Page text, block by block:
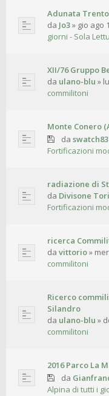
Adunata Trento
da Jo3» gio ago
giorni - Sola
XII/76 Gruppo
da ulano-blu »
commilitoni
Monte Conero
da swatch83
Fortificazioni
radiazione di
da Divisone
Fortificazioni
ricerca
da vittorio»
commilitoni
Ricerco
Silandro
da ulano-blu »
commilitoni
2016 Parco La
da
Alpina di tutti i